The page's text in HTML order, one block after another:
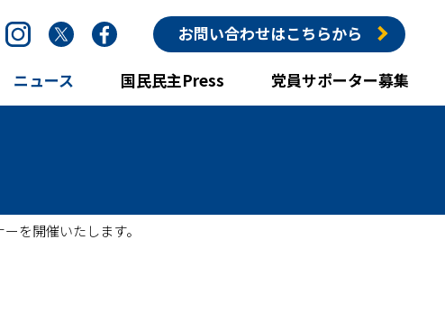
InstagramTwitter Facebook お問い合わせはこちらから
ニュース 国民民主Press 党員サポーター募集
を開催いたします。